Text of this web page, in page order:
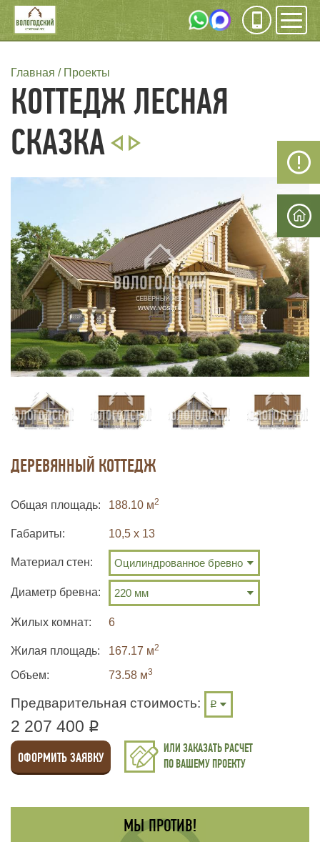
Инфо
СТРОКА
НАВИГАЦИИ
Главная Проекты
КОТТЕДЖ ЛЕСНАЯ
СКАЗКА
ДЕРЕВЯННЫЙ КОТТЕДЖ
Общая площадь 188.10 м2
Габариты 10,5 х 13
Материал стен:
Диаметр бревна:
Жилых комнат 6
Жилая площадь 167.17 м2
Объем: 73.58 м3
Предварительная стоимость:
2 207 400 q
ОФОРМИТЬ ЗАЯВКУ
ИЛИ ЗАКАЗАТЬ РАСЧЕТ
ПО ВАШЕМУ ПРОЕКТУ
МЫ ПРОТИВ!